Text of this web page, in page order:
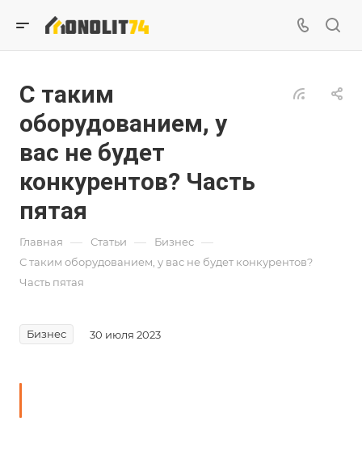
С таким
оборудованием, у
вас не будет
конкурентов? Часть
пятая
Главная — Статьи — Бизнес —
С таким оборудованием, у вас не будет конкурентов?
Часть пятая
Бизнес 30 июля 2023